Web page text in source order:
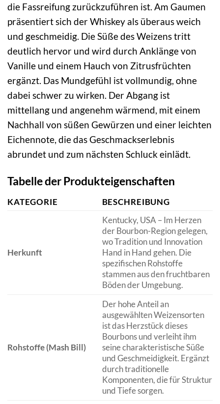
die Fassreifung zurückzuführen ist. Am Gaumen
präsentiert sich der Whiskey als überaus weich
und geschmeidig. Die Süße des Weizens tritt
deutlich hervor und wird durch Anklänge von
Vanille und einem Hauch von Zitrusfrüchten
ergänzt. Das Mundgefühl ist vollmundig, ohne
dabei schwer zu wirken. Der Abgang ist
mittellang und angenehm wärmend, mit einem
Nachhall von süßen Gewürzen und einer leichten
Eichennote, die das Geschmackserlebnis
abrundet und zum nächsten Schluck einlädt.
Tabelle der Produkteigenschaften
KATEGORIE BESCHREIBUNG
Herkunft
Kentucky, USA – Im Herzen
der Bourbon-Region gelegen,
wo Tradition und Innovation
Hand in Hand gehen. Die
spezifischen Rohstoffe
stammen aus den fruchtbaren
Böden der Umgebung.
Rohstoffe (Mash Bill)
Der hohe Anteil an
ausgewählten Weizensorten
ist das Herzstück dieses
Bourbons und verleiht ihm
seine charakteristische Süße
und Geschmeidigkeit. Ergänzt
durch traditionelle
Komponenten, die für Struktur
und Tiefe sorgen.